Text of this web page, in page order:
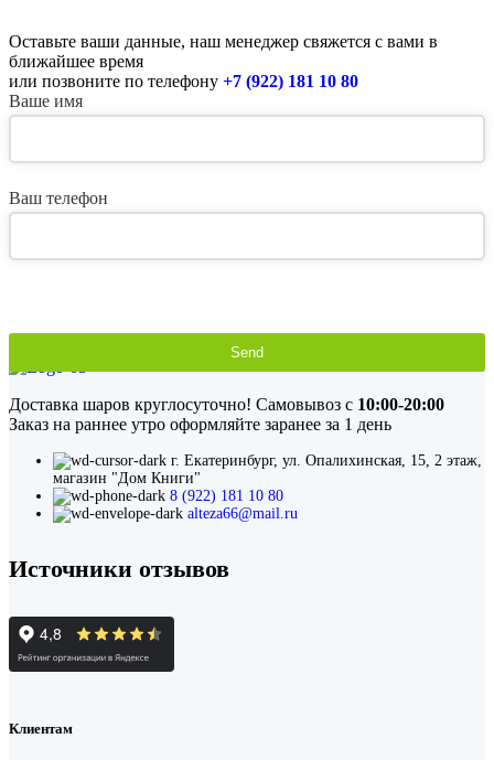
Оставьте ваши данные, наш менеджер свяжется с вами в
ближайшее время
или позвоните по телефону +7 (922) 181 10 80
Ваше имя
Ваш телефон
Send
This
should
be
blank
Доставка шаров круглосуточно! Самовывоз с 10:00-20:00
Заказ на раннее утро оформляйте заранее за 1 день
г. Екатеринбург, ул. Опалихинская, 15, 2 этаж,
магазин "Дом Книги"
8 (922) 181 10 80
alteza66@mail.ru
Источники отзывов
Клиентам